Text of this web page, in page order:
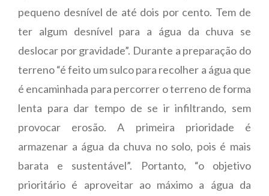
pequeno desnível de até dois por cento. Tem de
ter algum desnível para a água da chuva se
deslocar por gravidade”. Durante a preparação do
terreno “é feito um sulco para recolher a água que
é encaminhada para percorrer o terreno de forma
lenta para dar tempo de se ir infiltrando, sem
provocar erosão. A primeira prioridade é
armazenar a água da chuva no solo, pois é mais
barata e sustentável”. Portanto, “o objetivo
prioritário é aproveitar ao máximo a água da